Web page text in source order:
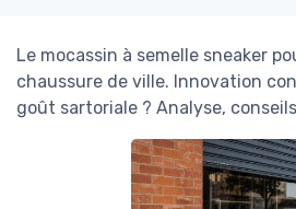
Le mocassin à semelle sneaker
chaussure de ville. Innovation
goût sartoriale ? Analyse,